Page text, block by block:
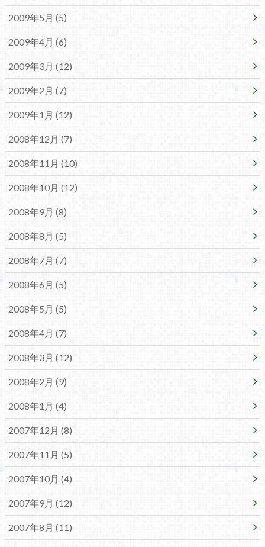
2009年5月 (5)
2009年4月 (6)
2009年3月 (12)
2009年2月 (7)
2009年1月 (12)
2008年12月 (7)
2008年11月 (10)
2008年10月 (12)
2008年9月 (8)
2008年8月 (5)
2008年7月 (7)
2008年6月 (5)
2008年5月 (5)
2008年4月 (7)
2008年3月 (12)
2008年2月 (9)
2008年1月 (4)
2007年12月 (8)
2007年11月 (5)
2007年10月 (4)
2007年9月 (12)
2007年8月 (11)